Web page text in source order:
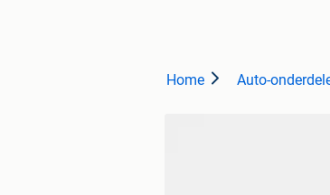
Home Auto-